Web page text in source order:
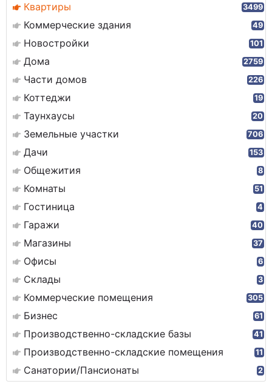
Квартиры 3499
Коммерческие здания 49
Новостройки 101
Дома 2759
Части домов 226
Коттеджи 19
Таунхаусы 20
Земельные участки 706
Дачи 153
Общежития 8
Комнаты 51
Гостиница 4
Гаражи 40
Магазины 37
Офисы 6
Склады 3
Коммерческие помещения 305
Бизнес 61
Производственно-складские базы 41
Производственно-складские помещения 11
Санатории/Пансионаты 2